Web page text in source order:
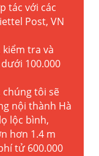
tác với các
Post, VN
kiểm tra và
100.000
tôi sẽ
nội thành Hà
lộc bình,
hơn 1.4 m
tử 600.000